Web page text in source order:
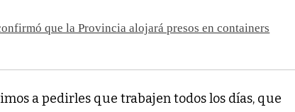
que la Provincia alojará presos en containers
a pedirles que trabajen todos los días, que